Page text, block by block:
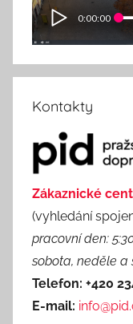
0:00:00
Kontakty
Zákaznické
(vyhledání
pracovní den:
sobota, neděle a
Telefon: +420
E-mail: